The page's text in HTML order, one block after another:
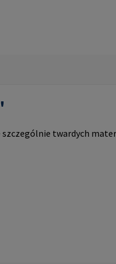
twardych